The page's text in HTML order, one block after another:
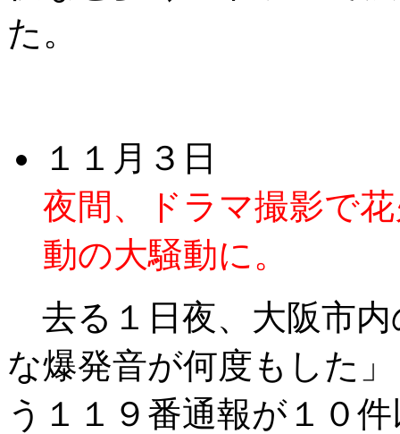
た。
１１月３日
夜間、ドラマ撮影で
動の大騒動に。
去る１日夜、大阪市内
な爆発音が何度もした
う１１９番通報が１０